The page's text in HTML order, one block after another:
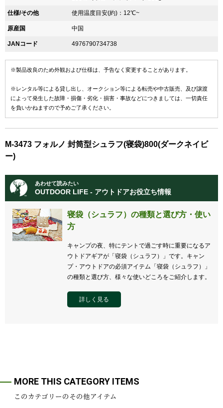
仕様/その他 使用温度目安(約)：12℃~
原産国 中国
JANコード 4976790734738
※製品改良のため外観および仕様は、予告なく変更することがあります。
※レンタル等による貸し出し、オークション等による転売や中古販売、及び譲渡
によって発生した故障・損傷・劣化・損害・事故などにつきましては、一切責任
を負いかねますので予めご了承ください。
M-3473 フォルノ 封筒型シュラフ(寝袋)800(ダークネイビ
ー)
あわせて読みたい
OUTDOOR LIFE - アウトドアお役立ち情報
寝袋（シュラフ）の種類と選び方・使い
方
キャンプの夜、特にテントで過ごす時に重要になるア
ウトドアギアが「寝袋（シュラフ）」です。キャン
プ・アウトドアの必須アイテム「寝袋（シュラフ）」
の種類と選び方、様々な使いどころをご紹介します。
詳しく見る
MORE THIS CATEGORY ITEMS
このカテゴリーのその他アイテム